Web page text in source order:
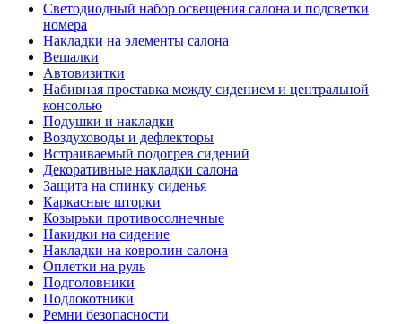
Светодиодный набор освещения салона и подсветки
номера
Накладки на элементы салона
Вешалки
Автовизитки
Набивная проставка между сидением и центральной
консолью
Подушки и накладки
Воздуховоды и дефлекторы
Встраиваемый подогрев сидений
Декоративные накладки салона
Защита на спинку сиденья
Каркасные шторки
Козырьки противосолнечные
Накидки на сидение
Накладки на ковролин салона
Оплетки на руль
Подголовники
Подлокотники
Ремни безопасности